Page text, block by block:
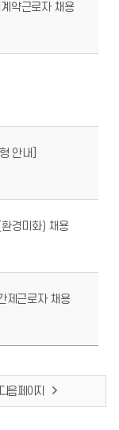
약근로자 채용
안내]
경미화) 채용
제근로자 채용
다음 페이지